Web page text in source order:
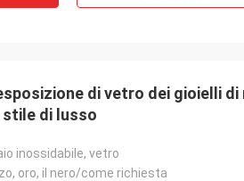
di
attraente e molto alta
trattamento di superficie.
soddisfatto
di vetro dei gioielli
di lusso
inossidabile, vetro
oro, il nero/come richiesta